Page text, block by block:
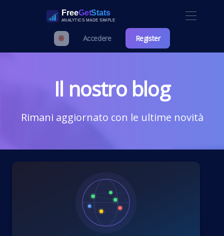
Accedere Register
Il nostro blog
Rimani aggiornato con le ultime novità